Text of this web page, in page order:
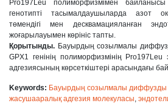
Pro197Leu полиморфизмімен
генотипті тасымалдаушыларда азот
төмендігі мен десквамацияланған
жоғарылауымен көрініс тапты.
Қорытынды. Бауырдың созылмалы
GPX1 генінің полиморфизмінің
адгезиясының көрсеткіштері арасындағы
Keywords: Бауырдың созылмалы диффузды
жасушааралық адгезия молекуласы